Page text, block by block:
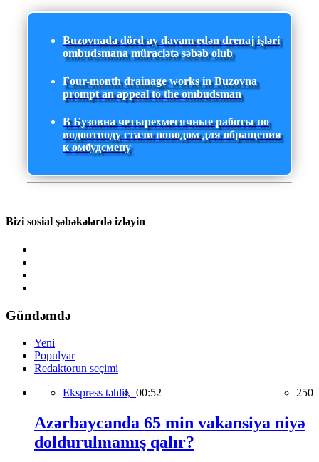
Buzovnada dörd ay davam edən drenaj işləri
ombudsmana müraciətə səbəb olub
Four-month drainage works in Buzovna
prompt an appeal to the ombudsman
В Бузовна четырехмесячные работы по
водоотводу стали поводом для обращения
к омбудсмену
Bizi sosial şəbəkələrdə izləyin
Gündəmdə
Yeni
Populyar
Redaktorun seçimi
Ekspress təhlil, 00:52 250
Azərbaycanda 65 min vakansiya niyə
doldurulmamış qalır?